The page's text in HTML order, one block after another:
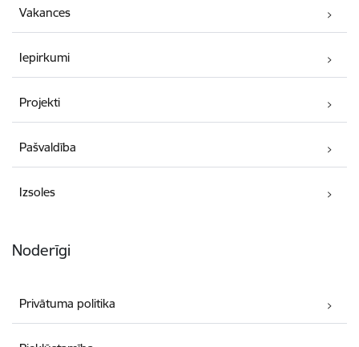
Vakances
Iepirkumi
Projekti
Pašvaldība
Izsoles
Noderīgi
Privātuma politika